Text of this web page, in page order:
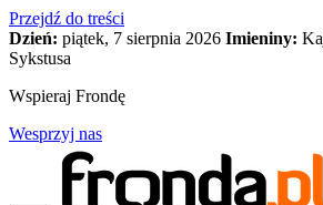
Przejdź do treści
Dzień: piątek, 7 sierpnia 2026 Imieniny:
Sykstusa
Wspieraj Frondę
Wesprzyj nas